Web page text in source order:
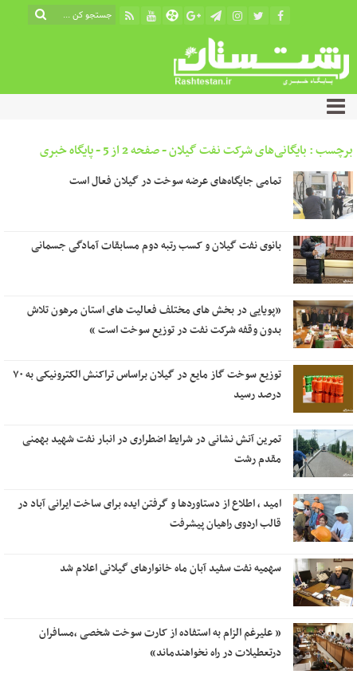
برچسب : بایگانی‌های شرکت نفت گیلان - صفحه 2 از 5 - پایگاه خبری
رشتستان
تمامی جایگاه‌های عرضه سوخت در گیلان فعال است
بانوی نفت گیلان و کسب رتبه دوم مسابقات آمادگی جسمانی
«پویایی در بخش های مختلف فعالیت های استان مرهون تلاش
بدون وقفه شرکت نفت در توزیع سوخت است »
توزیع سوخت گاز مایع در گیلان براساس تراکنش الکترونیکی به ۷۰
درصد رسید
تمرین آنش نشانی در شرایط اضطراری در انبار نفت شهید بهمنی
مقدم رشت
امید ، اطلاع از دستاوردها و گرفتن ایده برای ساخت ایرانی آباد در
قالب اردوی راهیان پیشرفت
سهمیه نفت سفید آبان ماه خانوارهای گیلانی اعلام شد
« علیرغم الزام به استفاده از کارت سوخت شخصی ،مسافران
درتعطیلات در راه نخواهندماند»